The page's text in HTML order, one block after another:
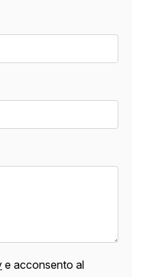
e acconsento al